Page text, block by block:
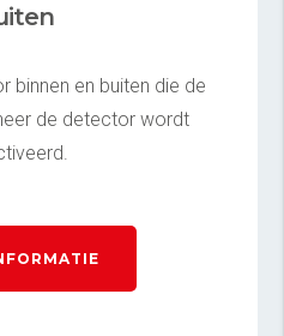
binnen en buiten die de
de detector wordt